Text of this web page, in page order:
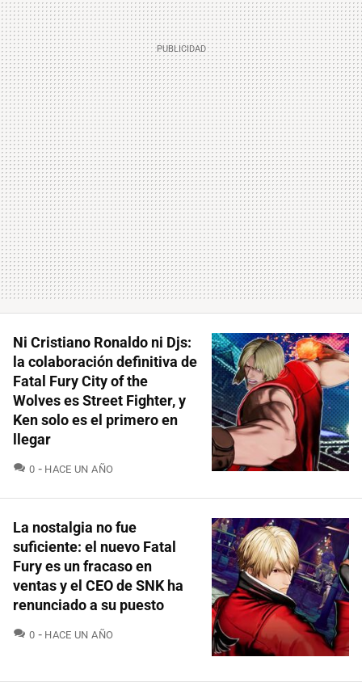
Ni Cristiano Ronaldo ni Djs:
la colaboración definitiva de
Fatal Fury City of the
Wolves es Street Fighter, y
Ken solo es el primero en
llegar
0 COMENTARIOS
HACE UN AÑO
La nostalgia no fue
suficiente: el nuevo Fatal
Fury es un fracaso en
ventas y el CEO de SNK ha
renunciado a su puesto
0 COMENTARIOS
HACE UN AÑO